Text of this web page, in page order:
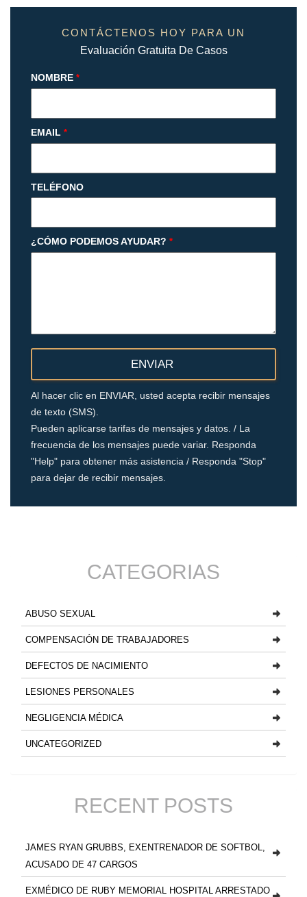
CONTÁCTENOS HOY PARA UN
Evaluación Gratuita De Casos
NOMBRE *
EMAIL *
TELÉFONO
¿CÓMO PODEMOS AYUDAR? *
Al hacer clic en ENVIAR, usted acepta recibir mensajes
de texto (SMS).
Pueden aplicarse tarifas de mensajes y datos. / La
frecuencia de los mensajes puede variar. Responda
"Help" para obtener más asistencia / Responda "Stop"
para dejar de recibir mensajes.
CATEGORIAS
ABUSO SEXUAL
COMPENSACIÓN DE TRABAJADORES
DEFECTOS DE NACIMIENTO
LESIONES PERSONALES
NEGLIGENCIA MÉDICA
UNCATEGORIZED
RECENT POSTS
JAMES RYAN GRUBBS, EXENTRENADOR DE SOFTBOL,
ACUSADO DE 47 CARGOS
EXMÉDICO DE RUBY MEMORIAL HOSPITAL ARRESTADO